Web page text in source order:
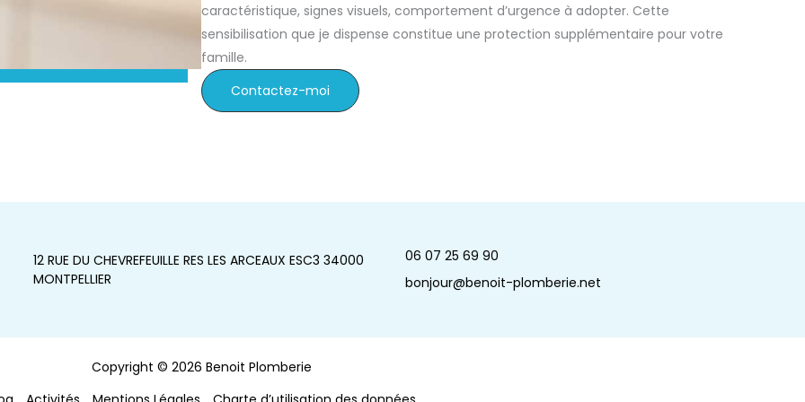
caractéristique, signes visuels, comportement d’urgence à adopter. Cette
sensibilisation que je dispense constitue une protection supplémentaire pour votre
famille.
Contactez-moi
12 RUE DU CHEVREFEUILLE RES LES ARCEAUX ESC3 34000
MONTPELLIER
06 07 25 69 90
bonjour@benoit-plomberie.net
Copyright © 2026 Benoit Plomberie